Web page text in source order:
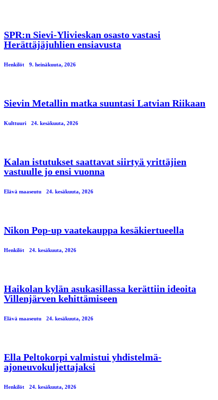
SPR:n Sievi-Ylivieskan osasto vastasi
Herättäjäjuhlien ensiavusta
Henkilöt 9. heinäkuuta, 2026
Sievin Metallin matka suuntasi Latvian Riikaan
Kulttuuri 24. kesäkuuta, 2026
Kalan istutukset saattavat siirtyä yrittäjien
vastuulle jo ensi vuonna
Elävä maaseutu 24. kesäkuuta, 2026
Nikon Pop-up vaatekauppa kesäkiertueella
Henkilöt 24. kesäkuuta, 2026
Haikolan kylän asukasillassa kerättiin ideoita
Villenjärven kehittämiseen
Elävä maaseutu 24. kesäkuuta, 2026
Ella Peltokorpi valmistui yhdistelmä-
ajoneuvokuljettajaksi
Henkilöt 24. kesäkuuta, 2026